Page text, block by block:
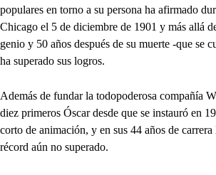
populares en torno a su persona ha afirmado
Chicago el 5 de diciembre de 1901 y más allá
genio y 50 años después de su muerte -que se
ha superado sus logros.
Además de fundar la todopoderosa compañía
diez primeros Óscar desde que se instauró en
corto de animación, y en sus 44 años de
récord aún no superado.